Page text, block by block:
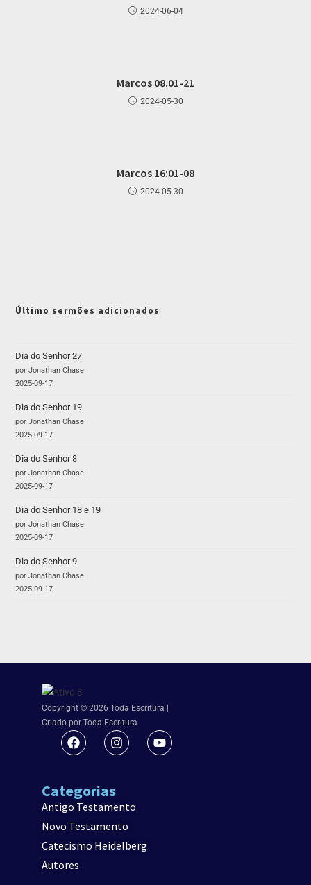
2024-06-04
Marcos 08.01-21
2024-05-30
Marcos 16:01-08
2024-05-30
Último sermões adicionados
Dia do Senhor 27
por Jonathan Chase
2025-09-17
Dia do Senhor 19
por Jonathan Chase
2025-09-17
Dia do Senhor 8
por Jonathan Chase
2025-09-17
Dia do Senhor 18 e 19
por Jonathan Chase
2025-09-17
Dia do Senhor 9
por Jonathan Chase
2025-09-17
Copyright © 2026 Toda Escritura |
Criado por Toda Escritura
Categorias
Antigo Testamento
Novo Testamento
Catecismo Heidelberg
Autores